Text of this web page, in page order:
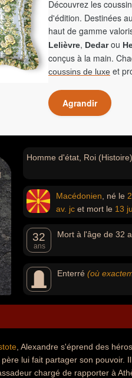
Découvrez les
d'édition. Destinées
haut de gamme
Lelièvre, Dedarou
conçus à la main.
coussins de luxe et
Agrandir
Homme d'état, Roi (Histoire).
Macédonien , né le
av. jc et mort le 13
32
ans
Mort à l'âge de 32
Enterré (où
, Alexandre s'éprend des
lui fait partager son pouvoir.
chargé de rapporter à